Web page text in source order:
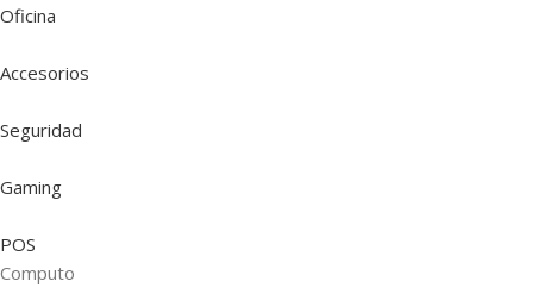
Oficina
Accesorios
Seguridad
Gaming
POS
Computo